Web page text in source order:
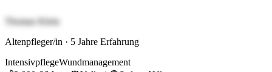
Thomas Klein
Altenpfleger/in · 5 Jahre Erfahrung
IntensivpflegeWundmanagement